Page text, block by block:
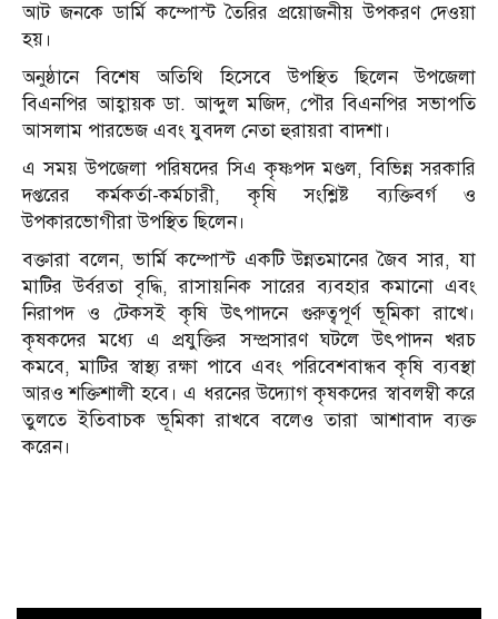
আট জনকে ডার্মি কম্পোস্ট তৈরির প্রয়োজনীয় উপকরণ দেওয়া
হয়।
অনুষ্ঠানে বিশেষ অতিথি হিসেবে উপস্থিত ছিলেন উপজেলা
বিএনপির আহ্বায়ক ডা. আব্দুল মজিদ, পৌর বিএনপির সভাপতি
আসলাম পারভেজ এবং যুবদল নেতা হুরায়রা বাদশা।
এ সময় উপজেলা পরিষদের সিএ কৃষ্ণপদ মণ্ডল, বিভিন্ন সরকারি
দপ্তরের কর্মকর্তা-কর্মচারী, কৃষি সংশ্লিষ্ট ব্যক্তিবর্গ ও
উপকারভোগীরা উপস্থিত ছিলেন।
বক্তারা বলেন, ভার্মি কম্পোস্ট একটি উন্নতমানের জৈব সার, যা
মাটির উর্বরতা বৃদ্ধি, রাসায়নিক সারের ব্যবহার কমানো এবং
নিরাপদ ও টেকসই কৃষি উৎপাদনে গুরুত্বপূর্ণ ভূমিকা রাখে।
কৃষকদের মধ্যে এ প্রযুক্তির সম্প্রসারণ ঘটলে উৎপাদন খরচ
কমবে, মাটির স্বাস্থ্য রক্ষা পাবে এবং পরিবেশবান্ধব কৃষি ব্যবস্থা
আরও শক্তিশালী হবে। এ ধরনের উদ্যোগ কৃষকদের স্বাবলম্বী করে
তুলতে ইতিবাচক ভূমিকা রাখবে বলেও তারা আশাবাদ ব্যক্ত
করেন।